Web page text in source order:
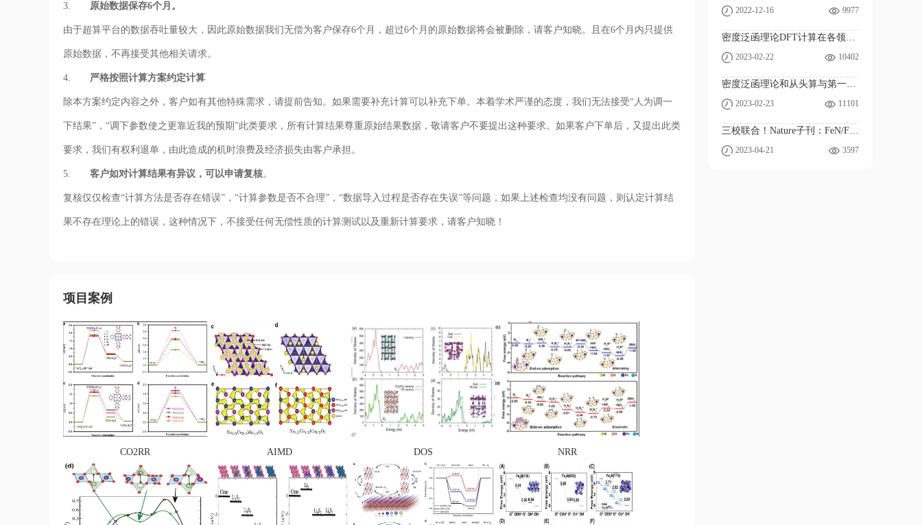
3. 原始数据保存6个月。
由于超算平台的数据吞吐量较大，因此原始数据我们无偿为客户保存6个月，超过6个月的原始数据将会被删除，请客户知晓。且在6个月内只提供
原始数据，不再接受其他相关请求。
4. 严格按照计算方案约定计算
除本方案约定内容之外，客户如有其他特殊需求，请提前告知。如果需要补充计算可以补充下单。本着学术严谨的态度，我们无法接受“人为调一
下结果”，“调下参数使之更靠近我的预期”此类要求，所有计算结果尊重原始结果数据，敬请客户不要提出这种要求。如果客户下单后，又提出此类
要求，我们有权利退单，由此造成的机时浪费及经济损失由客户承担。
5. 客户如对计算结果有异议，可以申请复核。
复核仅仅检查“计算方法是否存在错误”，“计算参数是否不合理”，“数据导入过程是否存在失误”等问题，如果上述检查均没有问题，则认定计算结
果不存在理论上的错误，这种情况下，不接受任何无偿性质的计算测试以及重新计算要求，请客户知晓！
项目案例
CO2RR AIMD DOS NRR
2022-12-16 9977
密度泛函理论DFT计算在各领域的应用
2023-02-22 10402
密度泛函理论和从头算与第一性原理的关系
2023-02-23 11101
三校联合！Nature子刊：FeN/Fe3N实现高效电化学CO2还原
2023-04-21 3597